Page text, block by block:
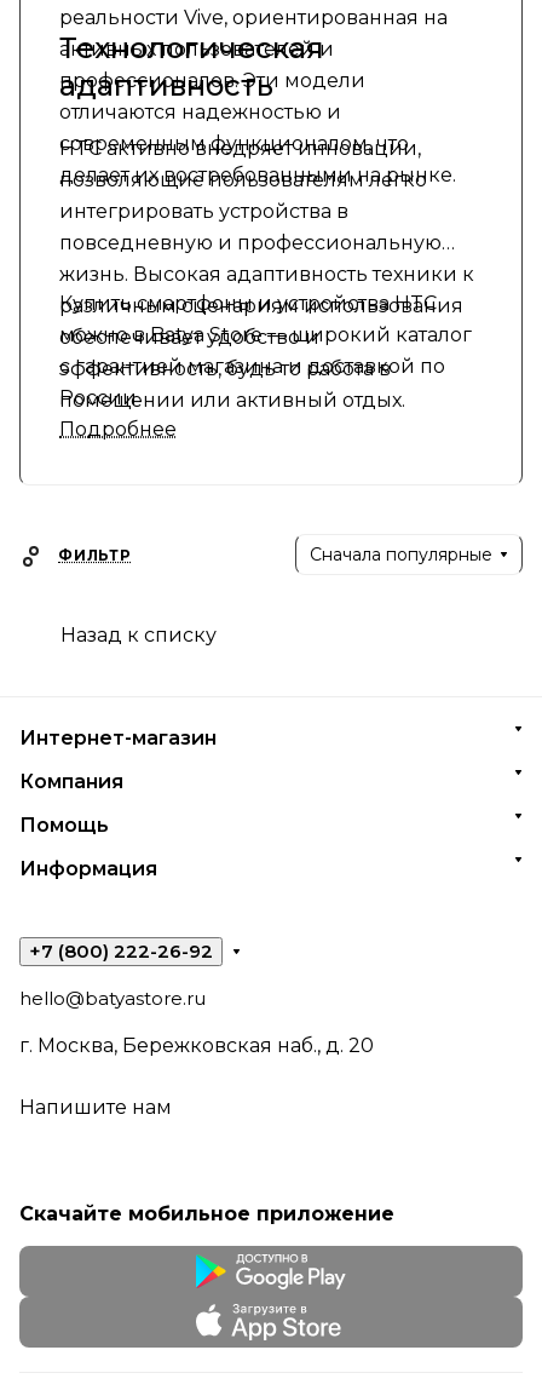
реальности Vive, ориентированная на
активных пользователей и
профессионалов. Эти модели
отличаются надежностью и
современным функционалом, что
делает их востребованными на рынке.
Технологическая
адаптивность
HTC активно внедряет инновации,
позволяющие пользователям легко
интегрировать устройства в
повседневную и профессиональную
жизнь. Высокая адаптивность техники к
различным сценариям использования
обеспечивает удобство и
эффективность, будь то работа в
помещении или активный отдых.
Купить смартфоны и устройства HTC
можно в Batya Store — широкий каталог
с гарантией магазина и доставкой по
России
Подробнее
ФИЛЬТР Сначала популярные
Назад к списку
Интернет-магазин
Компания
Помощь
Информация
+7 (800) 222-26-92
hello@batyastore.ru
г. Москва, Бережковская наб., д. 20
Напишите нам
Скачайте мобильное приложение